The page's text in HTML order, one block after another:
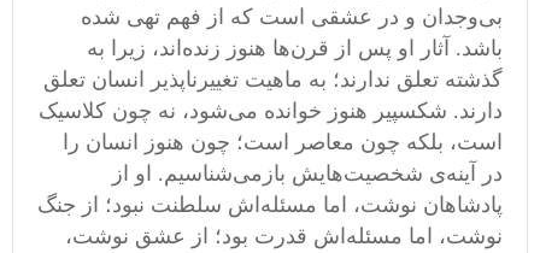
بی‌وجدان و در عشقی است که از فهم تهی شده
باشد. آثار او پس از قرن‌ها هنوز زنده‌اند، زیرا به
گذشته تعلق ندارند؛ به ماهیت تغییرناپذیر انسان تعلق
دارند. شکسپیر هنوز خوانده می‌شود، نه چون کلاسیک
است، بلکه چون معاصر است؛ چون هنوز انسان را
در آینه‌ی شخصیت‌هایش بازمی‌شناسیم. او از
پادشاهان نوشت، اما مسئله‌اش سلطنت نبود؛ از جنگ
نوشت، اما مسئله‌اش قدرت بود؛ از عشق نوشت،